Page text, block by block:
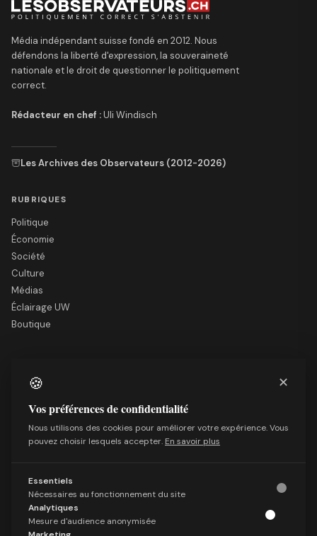
Média indépendant suisse fondé en 2012. Nous
défendons la liberté d'expression, la souveraineté
nationale et le droit de questionner le politiquement
correct.
Rédacteur en chef :Uli Windisch
Les Archives des Observateurs (2012-2026)
RUBRIQUES
Politique
Économie
Société
Culture
Médias
Éclairage UW
Boutique
Nous soutenir
Qui sommes-nous
Facebook
X (Twitter)
🍪 ✕
Vos préférences de confidentialité
Nous utilisons des cookies pour améliorer votre expérience. Vous
pouvez choisir lesquels accepter. En savoir plus
Essentiels
Nécessaires au fonctionnement du site
Analytiques
Mesure d'audience anonymisée